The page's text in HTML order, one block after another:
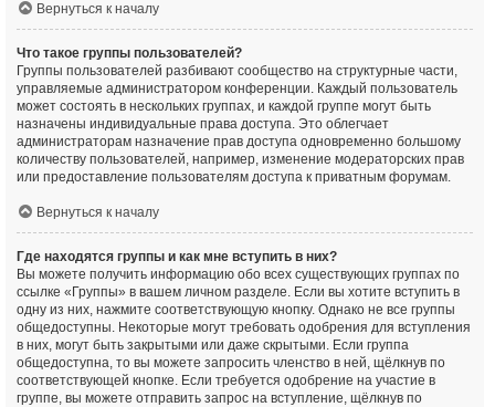
Вернуться к началу
Что такое группы пользователей?
Группы пользователей разбивают сообщество на структурные части,
управляемые администратором конференции. Каждый пользователь
может состоять в нескольких группах, и каждой группе могут быть
назначены индивидуальные права доступа. Это облегчает
администраторам назначение прав доступа одновременно большому
количеству пользователей, например, изменение модераторских прав
или предоставление пользователям доступа к приватным форумам.
Вернуться к началу
Где находятся группы и как мне вступить в них?
Вы можете получить информацию обо всех существующих группах по
ссылке «Группы» в вашем личном разделе. Если вы хотите вступить в
одну из них, нажмите соответствующую кнопку. Однако не все группы
общедоступны. Некоторые могут требовать одобрения для вступления
в них, могут быть закрытыми или даже скрытыми. Если группа
общедоступна, то вы можете запросить членство в ней, щёлкнув по
соответствующей кнопке. Если требуется одобрение на участие в
группе, вы можете отправить запрос на вступление, щёлкнув по